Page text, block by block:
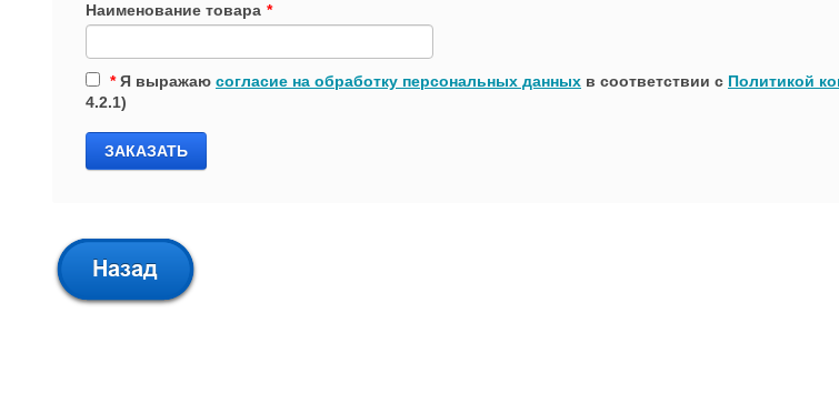
Наименование товара *
*Я выражаю согласие на обработку персональных данных в соответствии с Политикой
4.2.1)
ЗАКАЗАТЬ